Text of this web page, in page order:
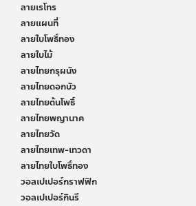
ลายเรโทร
ลายแผนที่
ลายใบโพธิ์ทอง
ลายใบไม้
ลายไทยกรุผนัง
ลายไทยดอกบัว
ลายไทยต้นโพธิ์
ลายไทยพญานาค
ลายไทยวัด
ลายไทยเทพ-เทวดา
ลายไทยใบโพธิ์ทอง
วอลเปเปอร์กราฟฟิก
วอลเปเปอร์กินรี